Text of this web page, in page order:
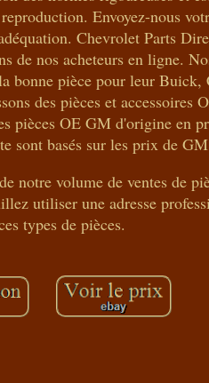
Envoyez-nous
Chevrolet Parts
nos acheteurs en ligne.
bonne pièce pour leur
des pièces et accessoires
pièces OE GM d'origine en
sont basés sur les prix de
notre volume de ventes de
utiliser une adresse
types de pièces.